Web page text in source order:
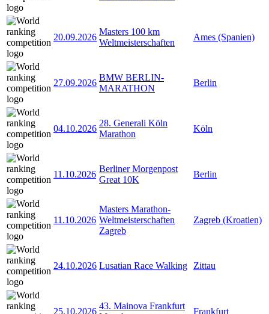
20.09.2026
Masters 100 km
Weltmeisterschaften
Ames (Spanien)
27.09.2026
BMW BERLIN-
MARATHON
Berlin
04.10.2026
28. Generali Köln
Marathon
Köln
11.10.2026
Berliner Morgenpost
Great 10K
Berlin
11.10.2026
Masters Marathon-
Weltmeisterschaften
Zagreb
Zagreb (Kroatien)
24.10.2026 Lusatian Race Walking Zittau
25.10.2026
43. Mainova Frankfurt
Frankfurt